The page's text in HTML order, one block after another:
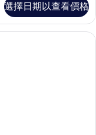
選擇日期以查看價格
箱、書桌、遮光布/窗簾、